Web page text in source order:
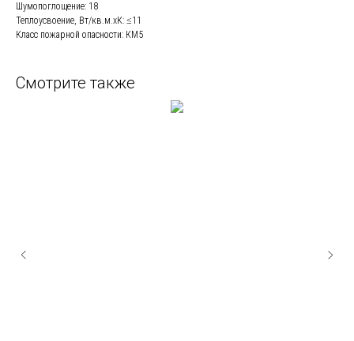
Шумопоглощение: 18
Теплоусвоение, Вт/кв.м.хК: ≤11
Класс пожарной опасности: КМ5
Смотрите также